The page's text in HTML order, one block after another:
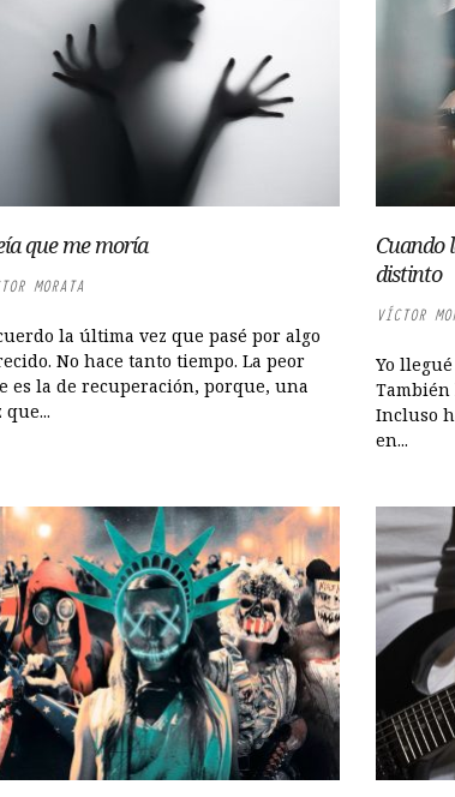
que me moría
MORATA
la última vez que pasé por algo
No hace tanto tiempo. La peor
es la de recuperación, porque, una
que...
Cuando
distinto
VÍCTOR
Yo
También
Incluso
en...